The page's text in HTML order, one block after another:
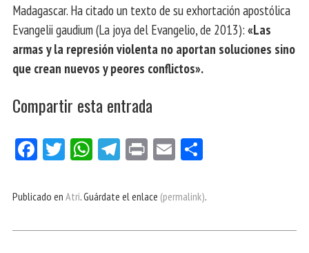
Madagascar. Ha citado un texto de su exhortación apostólica
Evangelii gaudium (La joya del Evangelio, de 2013): «Las
armas y la represión violenta no aportan soluciones sino
que crean nuevos y peores conflictos».
Compartir esta entrada
Fa
bo
Tw
er
W
ts
p
Te
gr
m
Pri E
ail pa
r
Publicado en Atri. Guárdate el enlace (permalink).